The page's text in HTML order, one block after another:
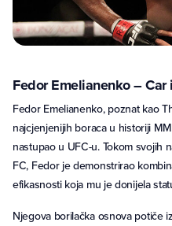
Fedor Emelianenko – Car
Fedor Emelianenko, poznat kao
najcjenjenijih boraca u historiji
nastupao u UFC-u. Tokom svojih
FC, Fedor je demonstrirao
efikasnosti koja mu je donijela
Njegova borilačka osnova potiče